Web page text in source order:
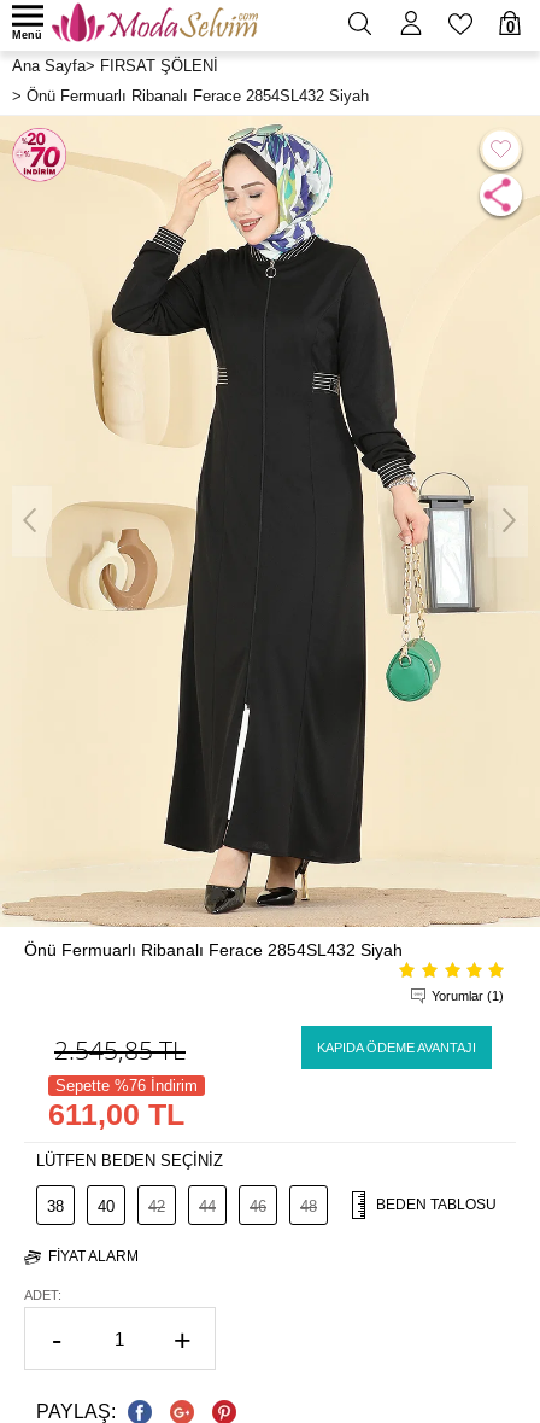
0
Menü
Ana Sayfa> FIRSAT ŞÖLENİ
> Önü Fermuarlı Ribanalı Ferace 2854SL432 Siyah
Önü Fermuarlı Ribanalı Ferace 2854SL432 Siyah
Yorumlar (1)
2.545,85TL KAPIDA ÖDEME AVANTAJI
Sepette %76 İndirim
611,00 TL
LÜTFEN BEDEN SEÇİNİZ
38 40 42 44 46 48 BEDEN TABLOSU
FIYAT ALARM
ADET:
- +
PAYLAŞ: